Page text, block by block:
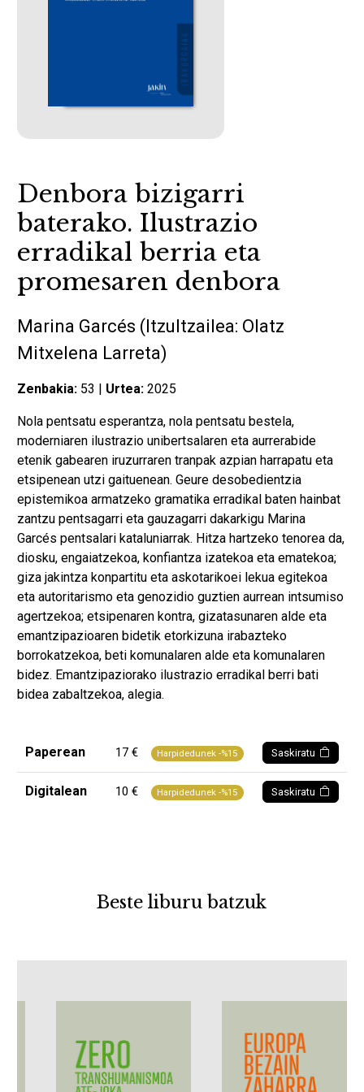
Denbora bizigarri
baterako. Ilustrazio
erradikal berria eta
promesaren denbora
Marina Garcés (Itzultzailea: Olatz
Mitxelena Larreta)
Zenbakia:53 | Urtea:2025
Nola pentsatu esperantza, nola pentsatu bestela,
moderniaren ilustrazio unibertsalaren eta aurrerabide
etenik gabearen iruzurraren tranpak azpian harrapatu eta
etsipenean utzi gaituenean. Geure desobedientzia
epistemikoa armatzeko gramatika erradikal baten hainbat
zantzu pentsagarri eta gauzagarri dakarkigu Marina
Garcés pentsalari kataluniarrak. Hitza hartzeko tenorea da,
diosku, engaiatzekoa, konfiantza izatekoa eta ematekoa;
giza jakintza konpartitu eta askotarikoei lekua egitekoa
eta autoritarismo eta genozidio guztien aurrean intsumiso
agertzekoa; etsipenaren kontra, gizatasunaren alde eta
emantzipazioaren bidetik etorkizuna irabazteko
borrokatzekoa, beti komunalaren alde eta komunalaren
bidez. Emantzipaziorako ilustrazio erradikal berri bati
bidea zabaltzekoa, alegia.
Paperean 17 € Harpidedunek -%15 Saskiratu
Digitalean 10 € Harpidedunek -%15 Saskiratu
Beste liburu batzuk